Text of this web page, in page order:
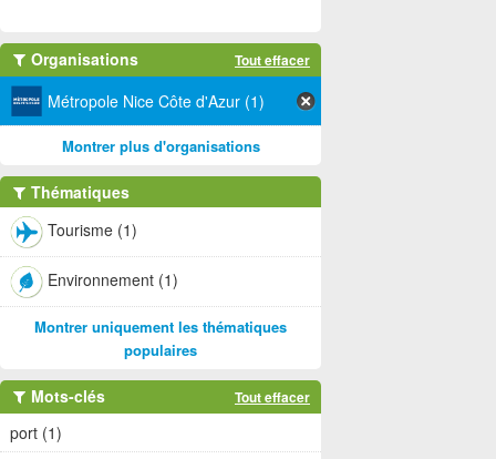
Organisations Tout effacer
Métropole Nice Côte d'Azur (1)
Montrer plus d'organisations
Thématiques
Tourisme (1)
Environnement (1)
Montrer uniquement les thématiques
populaires
Mots-clés Tout effacer
port (1)